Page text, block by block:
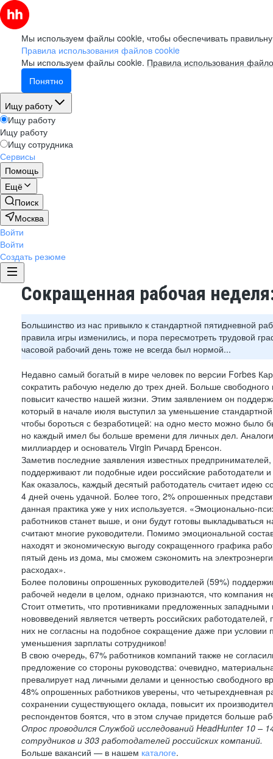
Мы используем файлы cookie, чтобы обеспечивать
Правила использования файлов cookie
Мы используем файлы cookie. Правила использования
Понятно
Ищу работу
Ищу работу
Ищу работу
Ищу сотрудника
Сервисы
Помощь
Ещё
Поиск
Москва
Войти
Войти
Создать резюме
Сокращенная рабочая
Большинство из нас привыкло к стандартной пятидневной
правила игры изменились, и пора пересмотреть трудовой
часовой рабочий день тоже не всегда был нормой...
Недавно самый богатый в мире человек по версии Forbes
сократить рабочую неделю до трех дней. Больше
повысит качество нашей жизни. Этим заявлением он
который в начале июля выступил за уменьшение
чтобы бороться с безработицей: на одно место можно было
но каждый имел бы больше времени для личных дел.
миллиардер и основатель Virgin Ричард Бренсон.
Заметив последние заявления известных
поддерживают ли подобные идеи российские работодатели и
Как оказалось, каждый десятый работодатель считает идею
4 дней очень удачной. Более того, 2% опрошенных
данная практика уже у них используется. «Эмоционально-
работников станет выше, и они будут готовы
считают многие руководители. Помимо эмоциональной
находят и экономическую выгоду сокращенного графика
пятый день из дома, мы сможем сэкономить на
расходах».
Более половины опрошенных руководителей (59%)
рабочей недели в целом, однако признаются, что компания
Стоит отметить, что противниками предложенных
нововведений является четверть российских
них не согласны на подобное сокращение даже при условии
уменьшения зарплаты сотрудников!
В свою очередь, 67% работников компаний также не
предложение со стороны руководства: очевидно,
превалирует над личными делами и ценностью свободного
48% опрошенных работников уверены, что четырехдневная
сохранении существующего оклада, повысит их
респондентов боятся, что в этом случае придется больше
Опрос проводился Службой исследований HeadHunter 10 –
сотрудников и 303 работодателей российских компаний.
Больше вакансий — в нашем каталоге.